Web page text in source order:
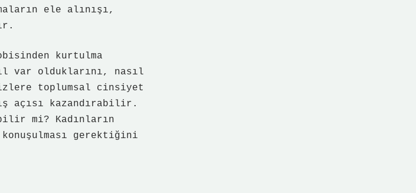
ele alınışı,
kurtulma
var olduklarını, nasıl
toplumsal cinsiyet
açısı kazandırabilir.
mi? Kadınların
gerektiğini